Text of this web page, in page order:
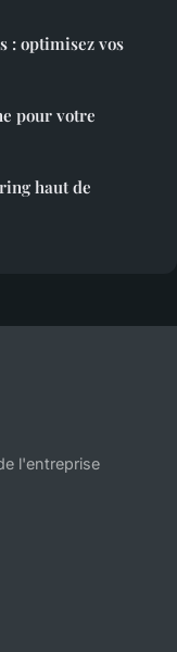
: optimisez vos
pour votre
haut de
l'entreprise